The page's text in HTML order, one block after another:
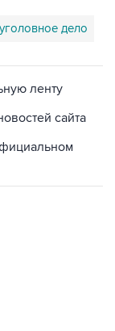
уголовное дело
ленту
сайта